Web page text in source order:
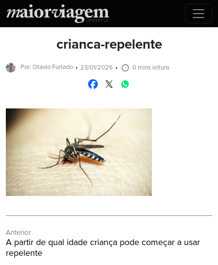
crianca-repelente
Por: Otavio Furtado 23/01/2026 0 mins leitura
de
Post
Anterior
Post
Anterior:
A partir de qual idade criança pode começar a usar
repelente